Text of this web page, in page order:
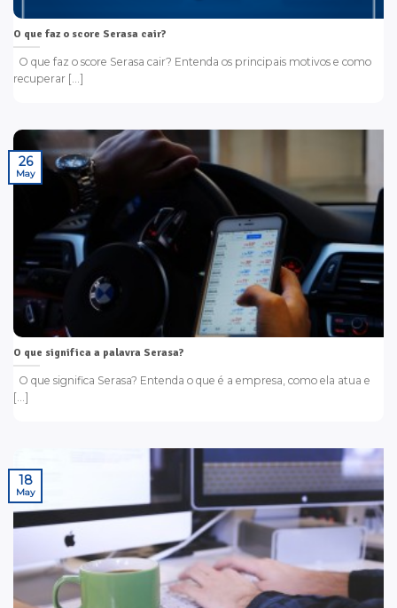
O que faz o score Serasa cair?
O que faz o score Serasa cair? Entenda os principais motivos e como
recuperar [...]
O que significa a palavra Serasa?
O que significa Serasa? Entenda o que é a empresa, como ela atua e
[...]
26
May
18
May